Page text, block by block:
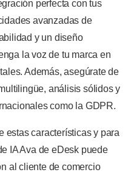
perfecta con tus
avanzadas de
y un diseño
la voz de tu marca en
Además, asegúrate de
análisis sólidos y
como la GDPR.
estas características y para
IA Ava de eDesk puede
al cliente de comercio